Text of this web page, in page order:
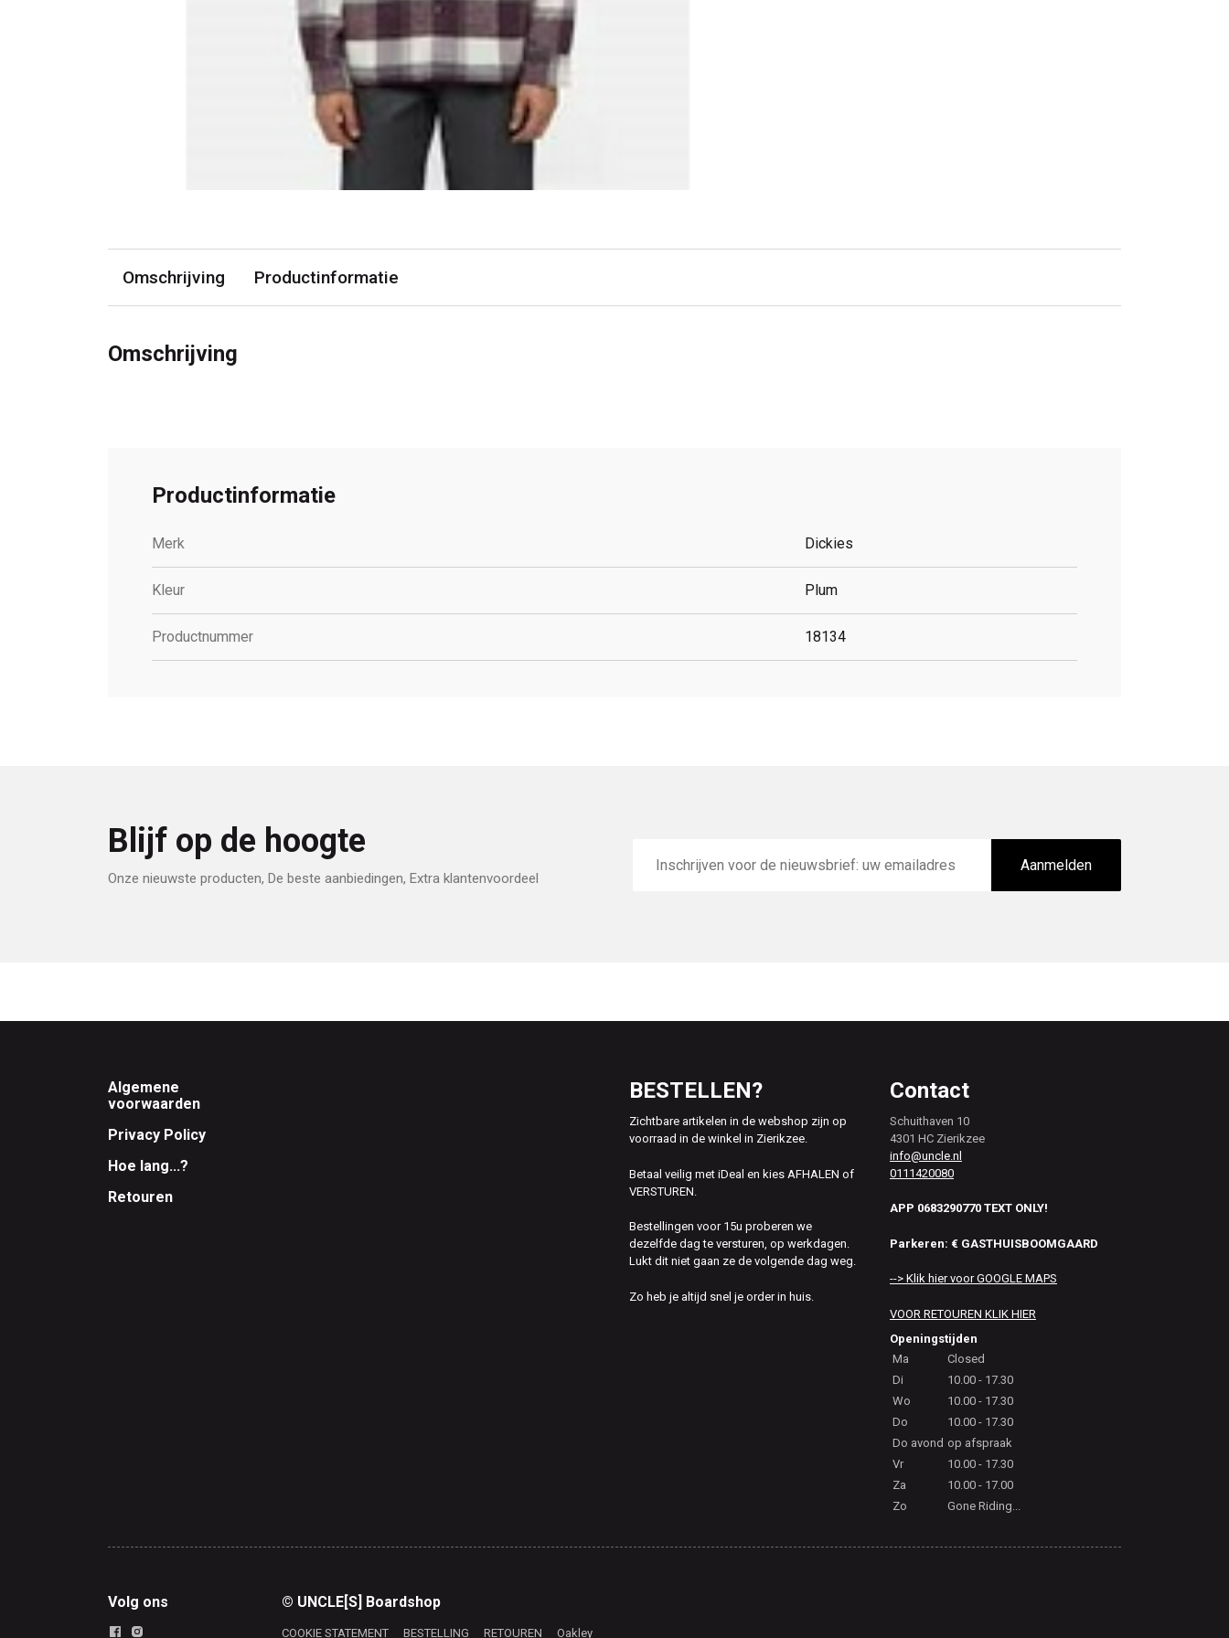
Omschrijving Productinformatie
Omschrijving
Productinformatie
Merk Dickies
Kleur Plum
Productnummer 18134
Blijf op de hoogte
Onze nieuwste producten, De beste aanbiedingen, Extra klantenvoordeel
mailadres
Aanmelden
Footer
Algemene
voorwaarden
Privacy Policy
Hoe lang...?
Retouren
BESTELLEN?
Zichtbare artikelen in de webshop zijn op
voorraad in de winkel in Zierikzee.
Betaal veilig met iDeal en kies AFHALEN of
VERSTUREN.
Bestellingen voor 15u proberen we
dezelfde dag te versturen, op werkdagen.
Lukt dit niet gaan ze de volgende dag weg.
Zo heb je altijd snel je order in huis.
Contact
Schuithaven 10
4301 HC Zierikzee
info@uncle.nl
0111420080
APP 0683290770 TEXT ONLY!
Parkeren: € GASTHUISBOOMGAARD
--> Klik hier voor GOOGLE MAPS
VOOR RETOUREN KLIK HIER
Openingstijden
Ma
Closed
Di
10.00 - 17.30
Wo
10.00 - 17.30
Do
10.00 - 17.30
Do avond op afspraak
Vr
10.00 - 17.30
Za
10.00 - 17.00
Zo
Gone Riding...
Volg ons © UNCLE[S] Boardshop
COOKIE STATEMENT BESTELLING RETOUREN Oakley